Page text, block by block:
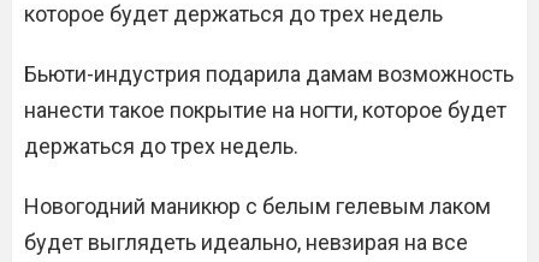
которое будет держаться до трех недель
Бьюти-индустрия подарила дамам возможность
нанести такое покрытие на ногти, которое будет
держаться до трех недель.
Новогодний маникюр с белым гелевым лаком
будет выглядеть идеально, невзирая на все